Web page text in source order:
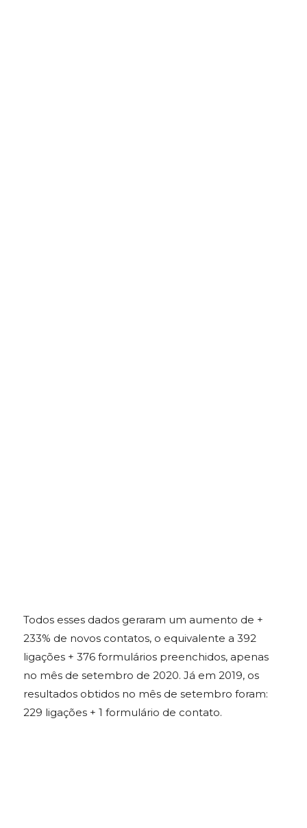
Todos esses dados geraram um aumento de +
233% de novos contatos, o equivalente a 392
ligações + 376 formulários preenchidos, apenas
no mês de setembro de 2020. Já em 2019, os
resultados obtidos no mês de setembro foram:
229 ligações + 1 formulário de contato.